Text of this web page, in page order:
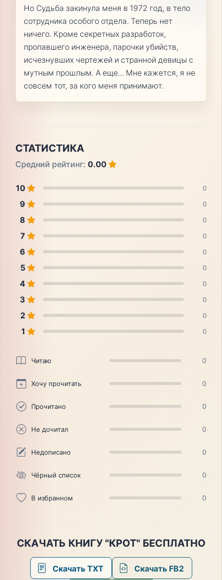
Но Судьба закинула меня в 1972 год, в тело
сотрудника особого отдела. Теперь нет
ничего. Кроме секретных разработок,
пропавшего инженера, парочки убийств,
исчезнувших чертежей и странной девицы с
мутным прошлым. А еще... Мне кажется, я не
совсем тот, за кого меня принимают.
СТАТИСТИКА
Средний рейтинг: 0.00
10 0
9 0
8 0
7 0
6 0
5 0
4 0
3 0
2 0
1 0
Читаю 0
Хочу прочитать 0
Прочитано 0
Не дочитал 0
Недописано 0
Чёрный список 0
В избранном 0
СКАЧАТЬ КНИГУ "КРОТ" БЕСПЛАТНО
Скачать TXT Скачать FB2